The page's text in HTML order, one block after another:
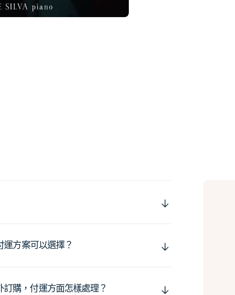
張
圖
方案可以選擇？
購，付運方面怎樣處理？